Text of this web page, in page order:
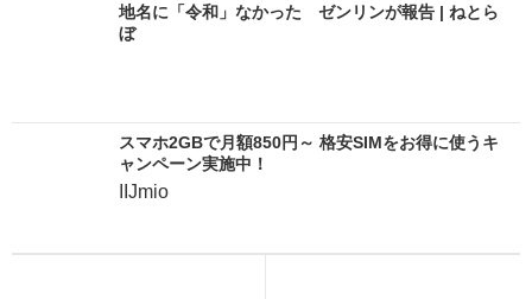
地名に「令和」なかった ゼンリンが報告 | ねとら
ぼ
スマホ2GBで月額850円～ 格安SIMをお得に使うキ
ャンペーン実施中！
IIJmio